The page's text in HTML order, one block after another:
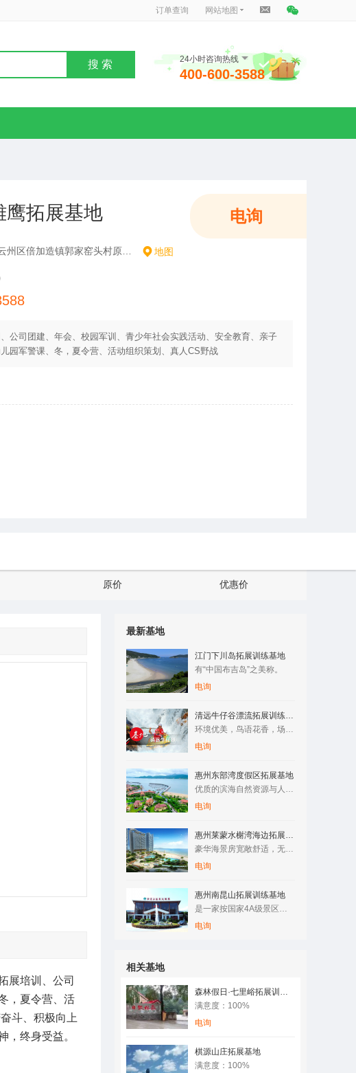
订单查询 网站地图
搜 索 24小时咨询热线
400-600-3588
电询
鹰拓展基地
地图
公司团建、年会、校园军训、青少年社会实践活动、安全教育、亲子
园军警课、冬，夏令营、活动组织策划、真人CS野战
原价 优惠价
展培训、公司
，夏令营、活
斗、积极向上
，终身受益。
最新基地
江门下川岛拓展训练基地
有“中国布吉岛”之美称。
电询
清远牛仔谷漂流拓展训练基地
环境优美，鸟语花香，场地空阔，空气清新，纯天然原生态树林/竹…
电询
惠州东部湾度假区拓展基地
优质的滨海自然资源与人文资源，让整个区域拥有了成为国际滨海旅…
电询
惠州莱蒙水榭湾海边拓展训练基地
豪华海景房宽敞舒适，无边际泳游池与海浑然一体，还有专属儿童池…
电询
惠州南昆山拓展训练基地
是一家按国家4A级景区标准建设的综合性旅游度假区。
电询
相关基地
森林假日·七里峪拓展训练基地
满意度：100%
电询
棋源山庄拓展基地
满意度：100%